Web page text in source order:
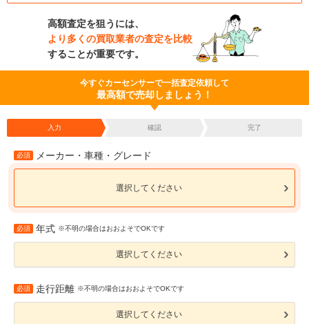
高額査定を狙うには、
より多くの買取業者の査定を比較
することが重要です。
今すぐカーセンサーで一括査定依頼して
最高額で売却しましょう！
入力 確認 完了
必須 メーカー・車種・グレード
選択してください
必須 年式 ※不明の場合はおおよそでOKです
選択してください
必須 走行距離 ※不明の場合はおおよそでOKです
選択してください